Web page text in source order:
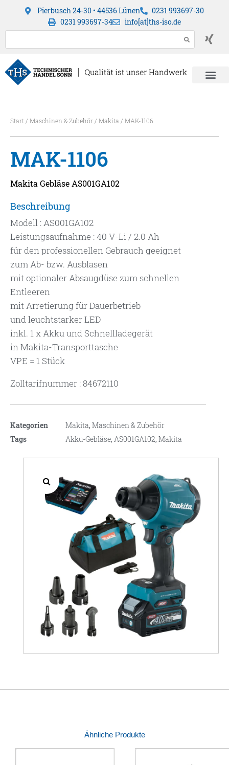
Pierbusch 24-30 • 44536 Lünen
0231 993697-30
0231 993697-34
info[at]ths-iso.de
Start/ Maschinen & Zubehör/ Makita / MAK-1106
MAK-1106
Makita Gebläse AS001GA102
Beschreibung
Modell : AS001GA102
Leistungsaufnahme : 40 V-Li / 2.0 Ah
für den professionellen Gebrauch geeignet
zum Ab- bzw. Ausblasen
mit optionaler Absaugdüse zum schnellen
Entleeren
mit Arretierung für Dauerbetrieb
und leuchtstarker LED
inkl. 1 x Akku und Schnellladegerät
in Makita-Transporttasche
VPE = 1 Stück
Zolltarifnummer : 84672110
Kategorien Makita,Maschinen & Zubehör
Tags
Akku-Gebläse,AS001GA102,Makita
Ähnliche Produkte